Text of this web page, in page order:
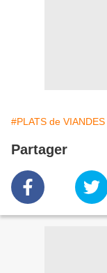
#PLATS de VIANDES
Partager